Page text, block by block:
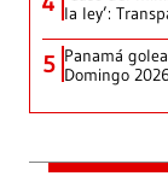
la ley’:
5 Panamá
Domingo